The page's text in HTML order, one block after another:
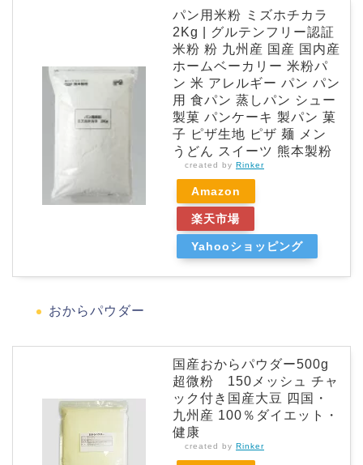
パン用米粉 ミズホチカラ
2Kg | グルテンフリー認証
米粉 粉 九州産 国産 国内産
ホームベーカリー 米粉パ
ン 米 アレルギー パン パン
用 食パン 蒸しパン シュー
製菓 パンケーキ 製パン 菓
子 ピザ生地 ピザ 麺 メン
うどん スイーツ 熊本製粉
created by Rinker
Amazon
楽天市場
Yahooショッピング
おからパウダー
国産おからパウダー500g
超微粉 150メッシュ チャ
ック付き国産大豆 四国・
九州産 100％ダイエット・
健康
created by Rinker